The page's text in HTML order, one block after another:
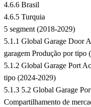
4.6.6 Brasil
4.6.5 Turquia
5 segment (2018-2029)
5.1.1 Global Garage Door
garagem Produção por tipo
5.1.2 Global Garage Port
tipo (2024-2029)
5.1.3 5.2 Global Garage
Compartilhamento de